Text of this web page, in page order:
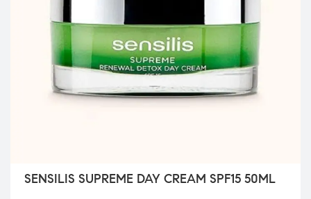
SENSILIS SUPREME DAY CREAM SPF15 50ML